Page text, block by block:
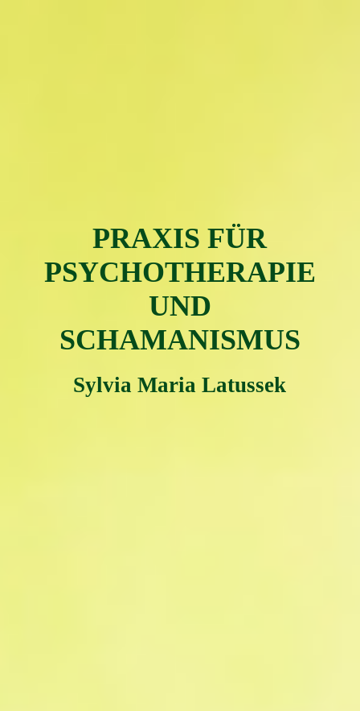
PRAXIS FÜR
PSYCHOTHERAPIE
UND
SCHAMANISMUS
Sylvia Maria Latussek